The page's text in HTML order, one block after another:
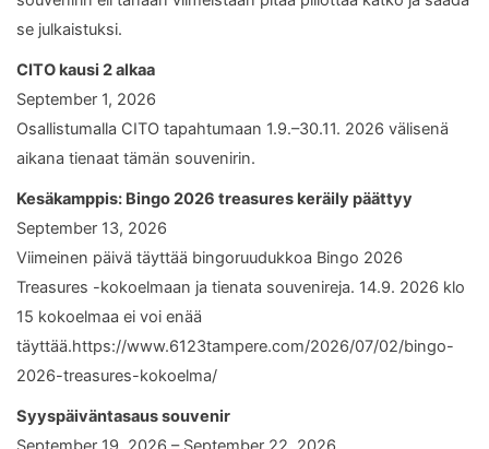
se julkaistuksi.
CITO kausi 2 alkaa
September 1, 2026
Osallistumalla CITO tapahtumaan 1.9.–30.11. 2026 välisenä
aikana tienaat tämän souvenirin.
Kesäkamppis: Bingo 2026 treasures keräily päättyy
September 13, 2026
Viimeinen päivä täyttää bingoruudukkoa Bingo 2026
Treasures -kokoelmaan ja tienata souvenireja. 14.9. 2026 klo
15 kokoelmaa ei voi enää
täyttää.https://www.6123tampere.com/2026/07/02/bingo-
2026-treasures-kokoelma/
Syyspäiväntasaus souvenir